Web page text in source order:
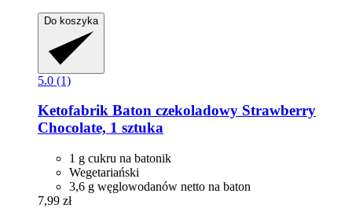
Do koszyka
5.0 (1)
Ketofabrik Baton czekoladowy Strawberry
Chocolate, 1 sztuka
1 g cukru na batonik
Wegetariański
3,6 g węglowodanów netto na baton
7,99 zł